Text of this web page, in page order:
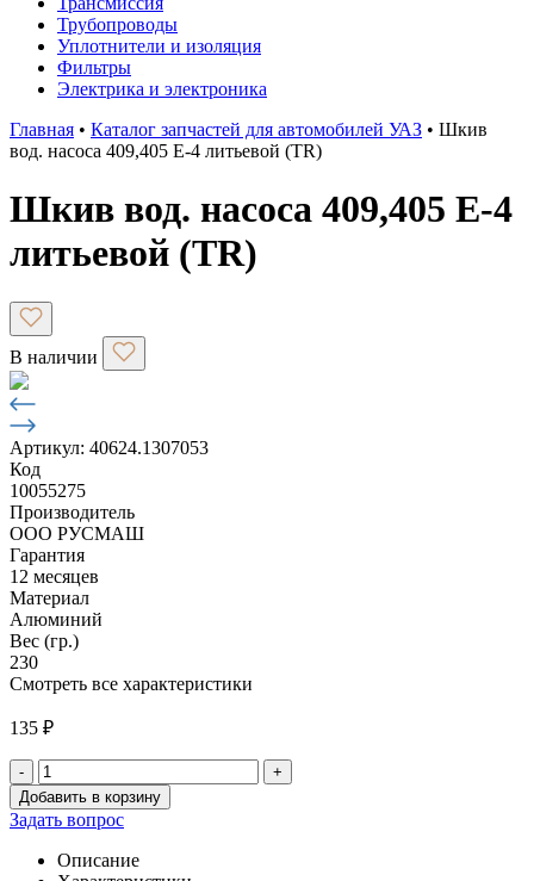
Трубопроводы
Уплотнители и изоляция
Фильтры
Электрика и электроника
Главная • Каталог запчастей для автомобилей УАЗ • Шкив
вод. насоса 409,405 Е-4 литьевой (TR)
Шкив вод. насоса 409,405 Е-4
литьевой (TR)
В наличии
Артикул: 40624.1307053
Код
10055275
Производитель
ООO РУСМАШ
Гарантия
12 месяцев
Материал
Алюминий
Вес (гр.)
230
Смотреть все характеристики
135 ₽
- +
Количество
товара
Шкив
вод.
Добавить в корзину
Задать вопрос
Описание